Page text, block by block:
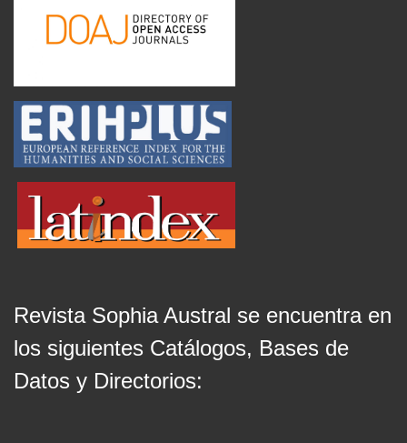
Revista Sophia Austral se encuentra en
los siguientes Catálogos, Bases de
Datos y Directorios: